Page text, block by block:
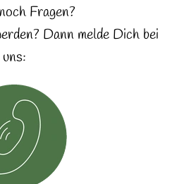
Fragen?
Dann melde Dich bei
uns: